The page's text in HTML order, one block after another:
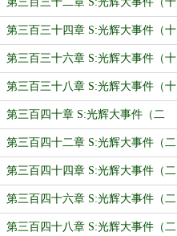
二）
第三百三十四章 S:光辉大事件（十
四）
第三百三十六章 S:光辉大事件（十
六）
第三百三十八章 S:光辉大事件（十
八）
第三百四十章 S:光辉大事件（二
十）
第三百四十二章 S:光辉大事件（二
十二）
第三百四十四章 S:光辉大事件（二
十四）
第三百四十六章 S:光辉大事件（二
十六）
第三百四十八章 S:光辉大事件（二